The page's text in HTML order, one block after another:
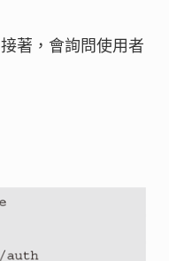
著，會詢問使用者